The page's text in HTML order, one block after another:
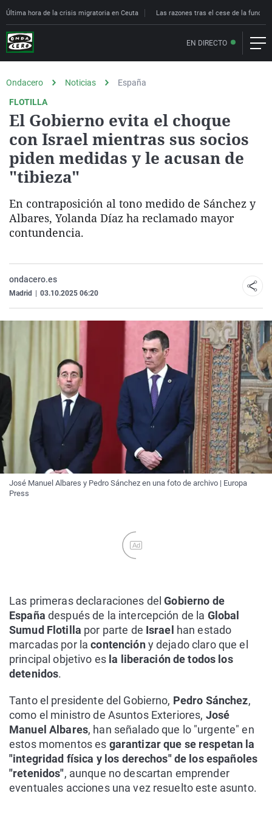
Última hora de la crisis migratoria en Ceuta Las razones tras el cese de la
EN DIRECTO
Ondacero Noticias
España
FLOTILLA
El Gobierno evita el choque
con Israel mientras sus socios
piden medidas y le acusan de
"tibieza"
En contraposición al tono medido de Sánchez y
Albares, Yolanda Díaz ha reclamado mayor
contundencia.
ondacero.es
Madrid 03.10.2025 06:20
José Manuel Albares y Pedro Sánchez en una foto de archivo | Europa
Press
Ad
Las primeras declaraciones delGobierno de
España después de la intercepción de la Global
Sumud Flotilla por parte de Israel han estado
marcadas por lacontencióny dejado claro que el
principal objetivo esla liberación de todos los
detenidos.
Tanto el presidente del Gobierno, Pedro Sánchez,
como el ministro de Asuntos Exteriores, José
Manuel Albares, han señalado que lo "urgente" en
estos momentos es garantizar que se respetan la
"integridad física y los derechos" de los españoles
"retenidos", aunque no descartan emprender
eventuales acciones una vez resuelto este asunto.